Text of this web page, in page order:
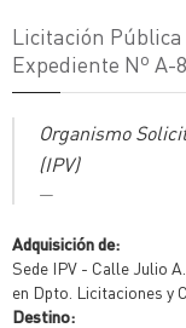
Licitación Pública
Expediente Nº A-
Organismo
(IPV)
Adquisición de:
Sede IPV - Calle Julio
en Dpto. Licitaciones y
Destino: